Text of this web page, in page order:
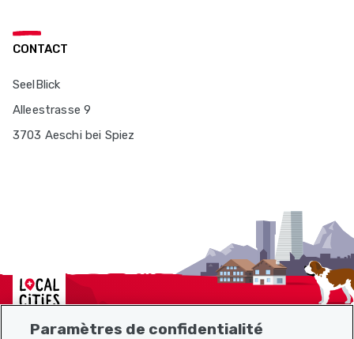
CONTACT
SeelBlick
Alleestrasse 9
3703 Aeschi bei Spiez
Localcities
Paramètres de confidentialité